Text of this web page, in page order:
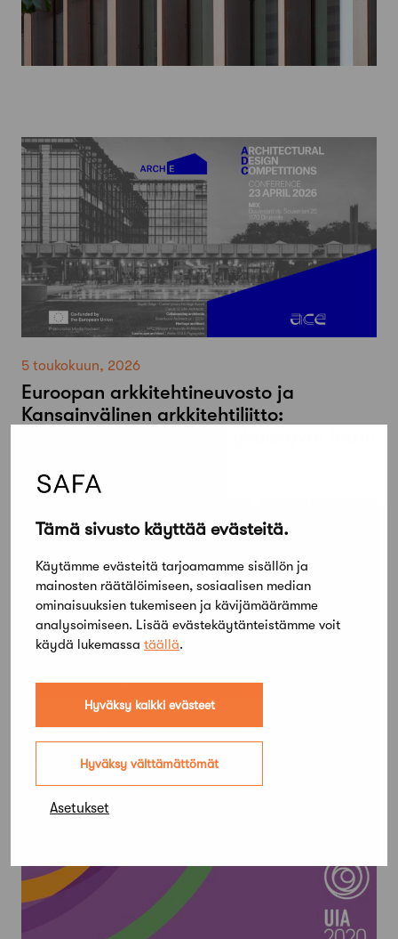
Tämä sivusto käyttää evästeitä.
Käytämme evästeitä tarjoamamme sisällön ja
mainosten räätälöimiseen, sosiaalisen median
ominaisuuksien tukemiseen ja kävijämäärämme
analysoimiseen. Lisää evästekäytänteistämme voit
käydä lukemassa täällä.
Hyväksy kaikki evästeet
Hyväksy välttämättömät
Asetukset
5 toukokuun, 2026
Euroopan arkkitehtineuvosto ja
Kansainvälinen arkkitehtiliitto:
30 lokakuun, 2024
Pohjoismaisten arkkitehtiliittojen
edustajat tapasivat Färsaarilla